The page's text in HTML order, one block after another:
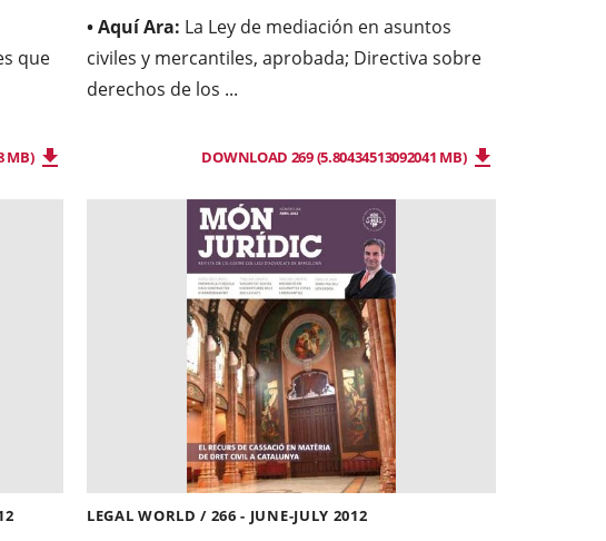
que
MB)
• Aquí Ara: La Ley de mediación en asuntos
civiles y mercantiles, aprobada; Directiva sobre
derechos de los ...
DOWNLOAD 269 (5.80434513092041 MB)
LEGAL WORLD / 266 - JUNE-JULY 2012